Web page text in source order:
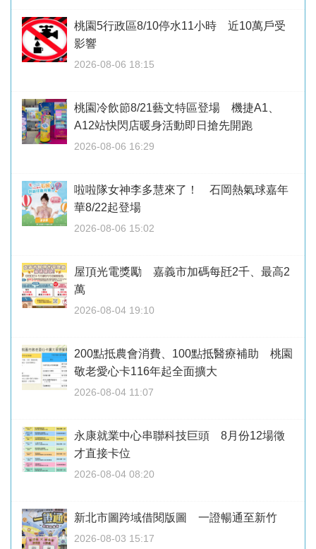
桃園5行政區8/10停水11小時 近10萬戶受
影響
2026-08-06 18:15
桃園冷飲節8/21藝文特區登場 機捷A1、
A12站快閃店暖身活動即日搶先開跑
2026-08-06 16:29
啦啦隊女神李多慧來了！ 石岡熱氣球嘉年
華8/22起登場
2026-08-06 15:02
屋頂光電獎勵 嘉義市加碼每瓩2千、最高2
萬
2026-08-04 19:10
200點抵農會消費、100點抵醫療補助 桃園
敬老愛心卡116年起全面擴大
2026-08-04 11:07
永康就業中心串聯科技巨頭 8月份12場徵
才直接卡位
2026-08-04 08:20
新北市圖跨域借閱版圖 一證暢通至新竹
2026-08-03 15:17